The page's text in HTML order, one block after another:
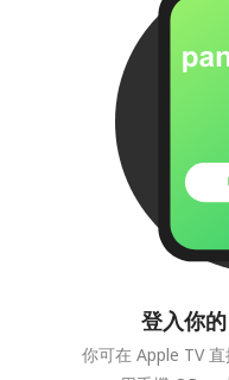
登入你
你可在 Apple TV